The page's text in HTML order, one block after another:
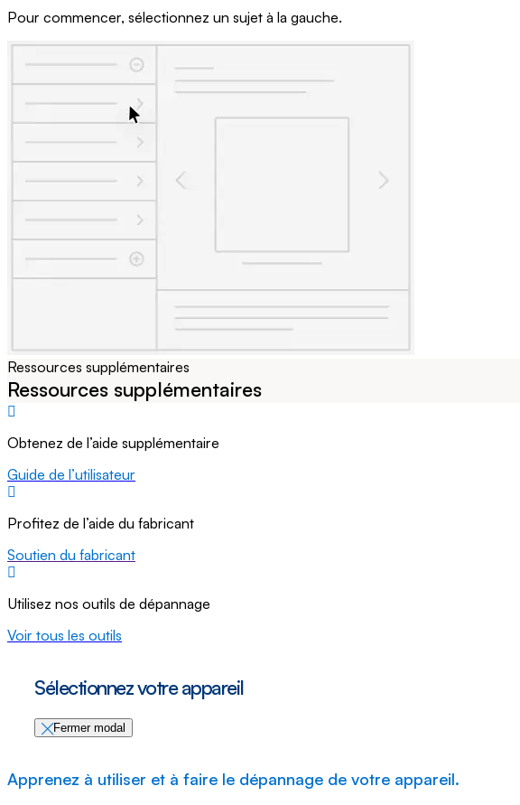
Pour commencer, sélectionnez un sujet à la gauche.
Ressources supplémentaires
Ressources supplémentaires
Obtenez de l’aide supplémentaire
Guide de l’utilisateur
Profitez de l’aide du fabricant
Soutien du fabricant
Utilisez nos outils de dépannage
Voir tous les outils
Sélectionnez votre appareil
Fermer modal
Apprenez à utiliser et à faire le dépannage de votre appareil.